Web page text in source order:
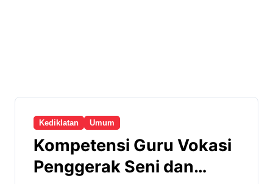
Kediklatan Umum
Kompetensi Guru Vokasi
Penggerak Seni dan